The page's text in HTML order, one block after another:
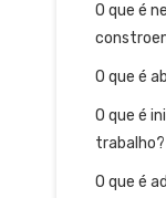
O que é
O que é
O que é
trabalho?
O que é